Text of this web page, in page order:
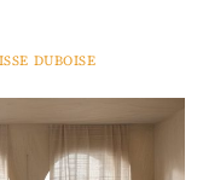
DUBOISE